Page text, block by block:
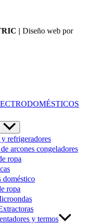
| Diseño web por
refrigeradores
arcones congeladores
ropa
doméstico
ropa
y termos